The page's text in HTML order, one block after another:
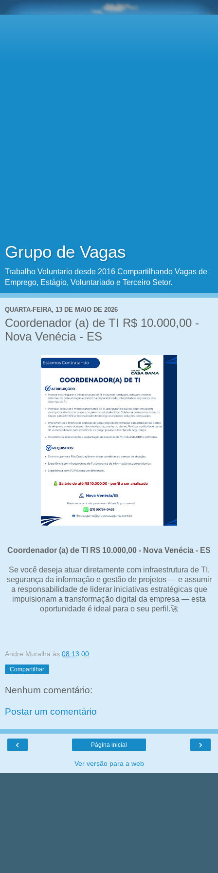
Grupo de Vagas
Trabalho Voluntario desde 2016 Compartilhando Vagas de
Emprego, Estágio, Voluntariado e Terceiro Setor.
QUARTA-FEIRA, 13 DE MAIO DE 2026
Coordenador (a) de TI R$ 10.000,00 -
Nova Venécia - ES
Coordenador (a) de TI R$ 10.000,00 - Nova Venécia - ES
Se você deseja atuar diretamente com infraestrutura de TI,
segurança da informação e gestão de projetos — e assumir
a responsabilidade de liderar iniciativas estratégicas que
impulsionam a transformação digital da empresa — esta
oportunidade é ideal para o seu perfil.🚀
Andre Muralha às 08:13:00
Compartilhar
Nenhum comentário:
Postar um comentário
‹ ›
Página inicial
Ver versão para a web